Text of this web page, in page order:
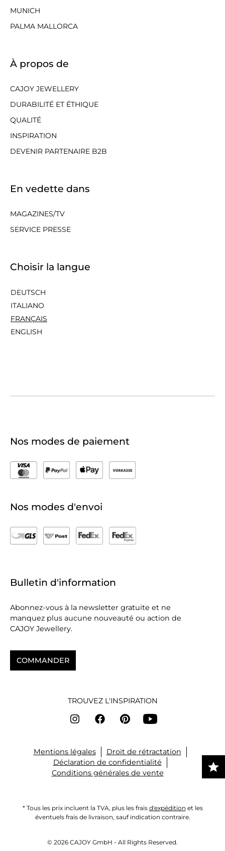
MUNICH
PALMA MALLORCA
À propos de
CAJOY JEWELLERY
DURABILITÉ ET ÉTHIQUE
QUALITÉ
INSPIRATION
DEVENIR PARTENAIRE B2B
En vedette dans
MAGAZINES/TV
SERVICE PRESSE
Choisir la langue
DEUTSCH
ITALIANO
FRANÇAIS
ENGLISH
Nos modes de paiement
Nos modes d'envoi
Bulletin d'information
Abonnez-vous à la newsletter gratuite et ne
manquez plus aucune nouveauté ou action de
CAJOY Jewellery.
COMMANDER
TROUVEZ L'INSPIRATION
Mentions légales
Droit de rétractation
Déclaration de confidentialité
Conditions générales de vente
* Tous les prix incluent la TVA, plus les frais d'expédition et les
éventuels frais de livraison, sauf indication contraire.
© 2026 CAJOY GmbH - All Rights Reserved.